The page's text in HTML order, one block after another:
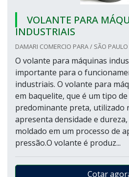
VOLANTE PARA
INDUSTRIAIS
DAMARI COMERCIO PARA / SÃO PAULO
O volante para máquinas
importante para o
industriais. O volante para
em baquelite, que é um tipo
predominante preta, utilizado
apresenta densidade e
moldado em um processo de
pressão.O volante é produz...
Cotar